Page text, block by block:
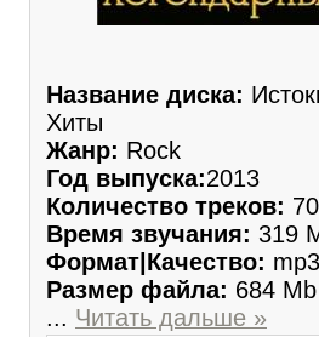
Название диска:
Хиты
Жанр: Rock
Год выпуска:2013
Количество треков: 70
Время звучания: 319
Формат|Качество:
Размер файла: 684 Mb
... Читать дальше »